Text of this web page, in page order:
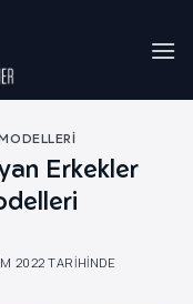
Erkekler
2022TARIHINDE